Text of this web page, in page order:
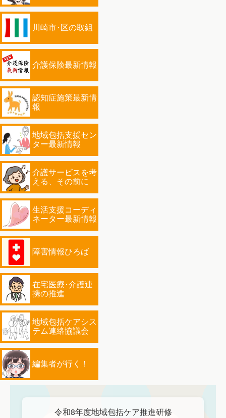
川崎市･区の取組
介護保険最新情報
認知症施策最新情
報
地域包括支援セン
ター最新情報
介護サービスを考
える、その前に
生活支援コーディ
ネーター最新情報
障害情報ひろば
在宅医療･介護連
携の推進
地域包括ケアシス
テム連絡協議会
編集者が行く！
令和8年度地域包括ケア推進研修